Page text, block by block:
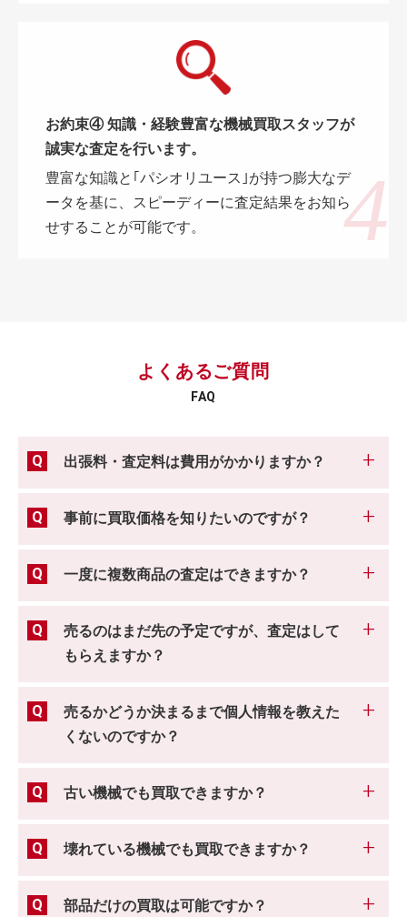
お約束④ 知識・経験豊富な機械買取スタッフが
誠実な査定を行います。
豊富な知識と｢パシオリユース｣が持つ膨大なデ
ータを基に、スピーディーに査定結果をお知ら
せすることが可能です。
よくあるご質問
FAQ
出張料・査定料は費用がかかりますか？
事前に買取価格を知りたいのですが？
一度に複数商品の査定はできますか？
売るのはまだ先の予定ですが、査定はして
もらえますか？
売るかどうか決まるまで個人情報を教えた
くないのですか？
古い機械でも買取できますか？
壊れている機械でも買取できますか？
部品だけの買取は可能ですか？